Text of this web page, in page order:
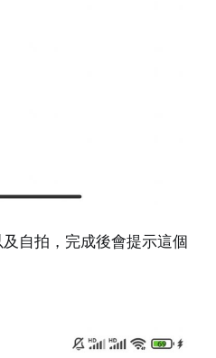
自拍，完成後會提示這個